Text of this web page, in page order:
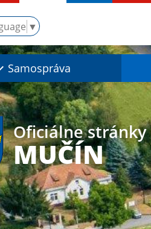
▼
Samospráva
Oficiálne stránky
MUČÍN